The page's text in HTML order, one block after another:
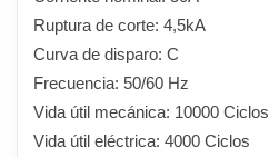
Ruptura de corte: 4,5kA
Curva de disparo: C
Frecuencia: 50/60 Hz
Vida útil mecánica: 10000 Ciclos
Vida útil eléctrica: 4000 Ciclos